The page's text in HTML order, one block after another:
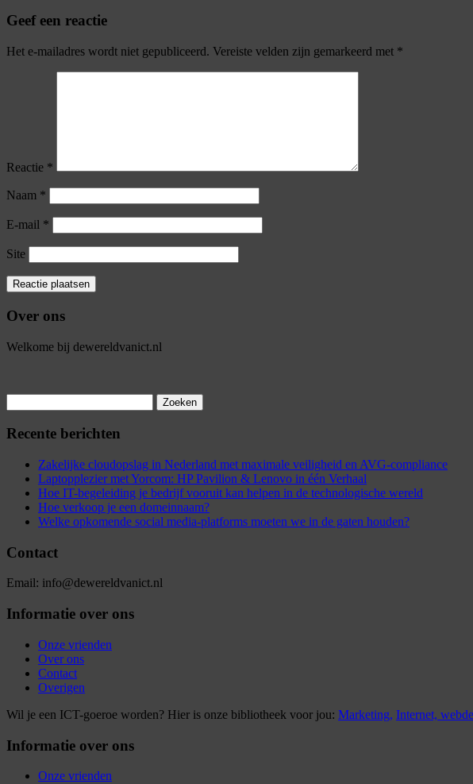
Geef een reactie
Het e-mailadres wordt niet gepubliceerd. Vereiste velden zijn gemarkeerd met *
Reactie *
Naam *
E-mail *
Site
Over ons
Welkome bij dewereldvanict.nl
naar:
Recente berichten
Zakelijke cloudopslag in Nederland met maximale veiligheid en AVG-compliance
Laptopplezier met Yorcom: HP Pavilion & Lenovo in één Verhaal
Hoe IT-begeleiding je bedrijf vooruit kan helpen in de technologische wereld
Hoe verkoop je een domeinnaam?
Welke opkomende social media-platforms moeten we in de gaten houden?
Contact
Email: info@dewereldvanict.nl
Informatie over ons
Onze vrienden
Over ons
Contact
Overigen
Wil je een ICT-goeroe worden? Hier is onze bibliotheek voor jou: Marketing, Internet,
Informatie over ons
Onze vrienden